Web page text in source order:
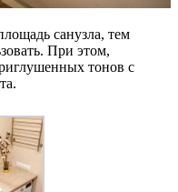
санузла, тем
При этом,
тонов с